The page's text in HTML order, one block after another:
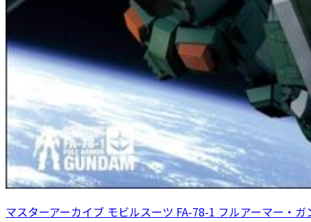
マスターアーカイブ モビルスーツ FA-78-1 フルアーマー・ガ